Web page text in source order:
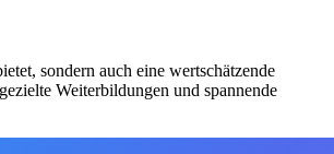
sondern auch eine wertschätzende
Weiterbildungen und spannende